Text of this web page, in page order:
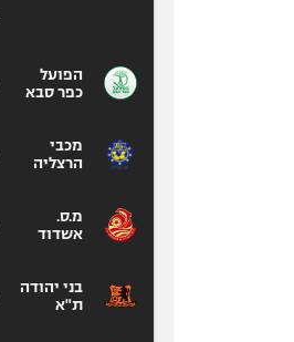
הפועל
כפר סבא
מכבי
הרצליה
מ.ס.
אשדוד
בני יהודה
ת"א